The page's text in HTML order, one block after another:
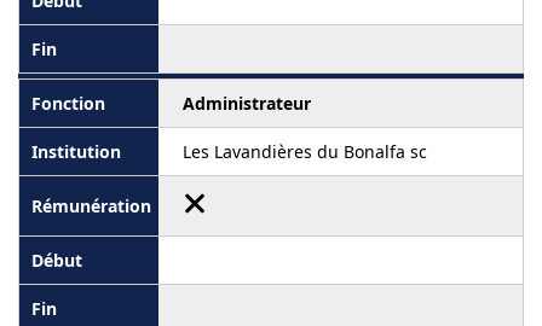
Administrateur
Les Lavandières du Bonalfa sc